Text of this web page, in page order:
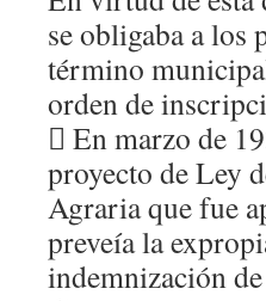
se obligaba a los
término
orden de
 En marzo de
proyecto de Ley
Agraria que fue
preveía la
indemnización